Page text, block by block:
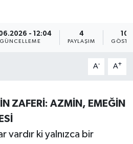
- 12:04
GÜNCELLEME
4
PAYLAŞIM
105
A- A+
ZAFERİ: AZMİN, EMEĞİN
vardır ki yalnızca bir